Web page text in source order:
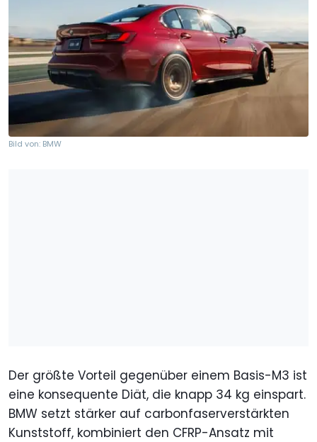
Bild von: BMW
Der größte Vorteil gegenüber einem Basis-M3 ist
eine konsequente Diät, die knapp 34 kg einspart.
BMW setzt stärker auf carbonfaserverstärkten
Kunststoff, kombiniert den CFRP-Ansatz mit